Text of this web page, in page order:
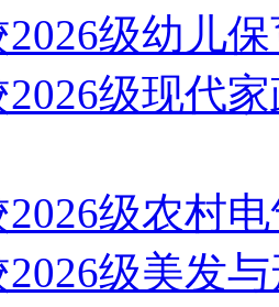
级幼儿
级现代
级农村
级美发